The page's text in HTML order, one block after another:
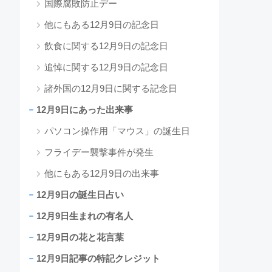
国際腐敗防止デー
他にもある12月9日の記念日
飲食に関する12月9日の記念日
追悼に関する12月9日の記念日
諸外国の12月9日に関する記念日
12月9日にあった出来事
パソコン操作用「マウス」の誕生日
フライデー襲撃事件が発生
他にもある12月9日の出来事
12月9日の誕生日占い
12月9日生まれの有名人
12月9日の花と花言葉
12月9日記事の特記クレジット